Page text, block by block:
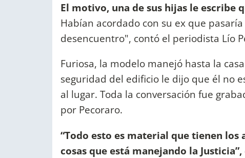
El motivo, una de sus hijas le escribe
Habían acordado con su ex que
desencuentro", contó el periodista Lío
Furiosa, la modelo manejó hasta la
seguridad del edificio le dijo que él no
al lugar. Toda la conversación fue
por Pecoraro.
“Todo esto es material que tienen
cosas que está manejando la Justicia”,